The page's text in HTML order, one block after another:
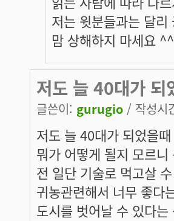
저는 윗분들과는 달
맘 상해하지 마세요
저도 늘 40대가 되
글쓴이: gurugio / 작성시
저도 늘 40대가 되었을
뭐가 어떻게 될지 모르
전 일단 기술로 먹고살
귀농관련해서 너무 좋다
도시를 벗어날 수 있다